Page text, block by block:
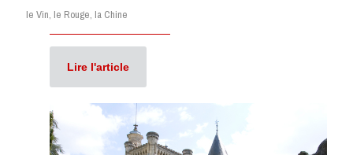
le Vin, le Rouge, la Chine
Lire l'article